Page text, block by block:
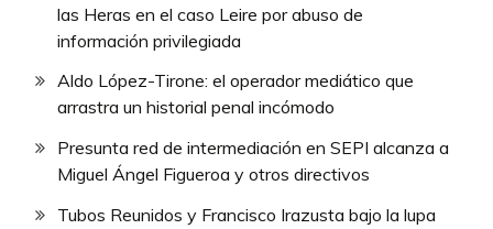
las Heras en el caso Leire por abuso de
información privilegiada
Aldo López-Tirone: el operador mediático que
arrastra un historial penal incómodo
Presunta red de intermediación en SEPI alcanza a
Miguel Ángel Figueroa y otros directivos
Tubos Reunidos y Francisco Irazusta bajo la lupa